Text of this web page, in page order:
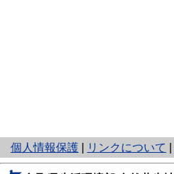
個人情報保護
と
り
リンクについて